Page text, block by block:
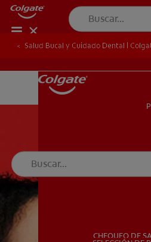
CHEQUEO DE
Salud Bucal y Cuidado Dental |